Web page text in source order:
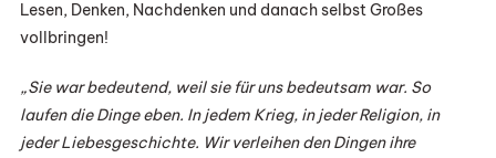
Lesen, Denken, Nachdenken und danach selbst Großes
vollbringen!
„Sie war bedeutend, weil sie für uns bedeutsam war. So
laufen die Dinge eben. In jedem Krieg, in jeder Religion, in
jeder Liebesgeschichte. Wir verleihen den Dingen ihre